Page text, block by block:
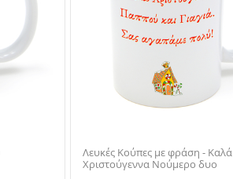
Λευκές Κούπες με φράση - Καλά
Χριστούγεννα Νούμερο δυο